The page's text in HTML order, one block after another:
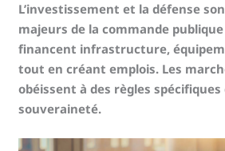
L’investissement et la défense
majeurs de la commande
financent infrastructure,
tout en créant emplois. Les
obéissent à des règles
souveraineté.